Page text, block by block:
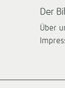
Der
Über